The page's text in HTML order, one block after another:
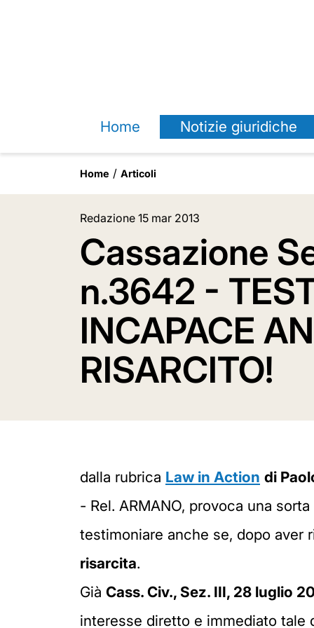
Home Notizie giuridiche
Home Articoli
Redazione 15 mar 2013
Cassazione
n.3642 -
INCAPACE
RISARCITO!
dalla rubrica Law in Action di
- Rel. ARMANO, provoca una
testimoniare anche se, dopo aver
risarcita.
Già Cass. Civ., Sez. III, 28 luglio
interesse diretto e immediato tale